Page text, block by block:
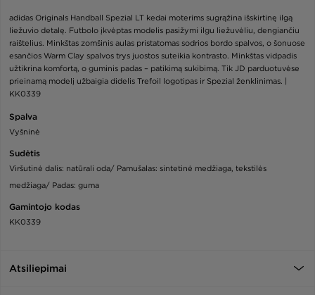
adidas Originals Handball Spezial LT kedai moterims sugrąžina išskirtinę ilgą
liežuvio detalę. Futbolo įkvėptas modelis pasižymi ilgu liežuvėliu, dengiančiu
raištelius. Minkštas zomšinis aulas pristatomas sodrios bordo spalvos, o šonuose
esančios Warm Clay spalvos trys juostos suteikia kontrasto. Minkštas vidpadis
užtikrina komfortą, o guminis padas – patikimą sukibimą. Tik JD parduotuvėse
prieinamą modelį užbaigia didelis Trefoil logotipas ir Spezial ženklinimas. |
KK0339
Spalva
Vyšninė
Sudėtis
Viršutinė dalis: natūrali oda/ Pamušalas: sintetinė medžiaga, tekstilės
medžiaga/ Padas: guma
Gamintojo kodas
KK0339
Atsiliepimai